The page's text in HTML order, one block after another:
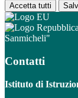
Accetta tutti
Sanmicheli"
Contatti
Istituto di